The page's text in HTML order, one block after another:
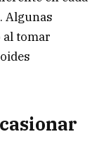
Algunas
al tomar